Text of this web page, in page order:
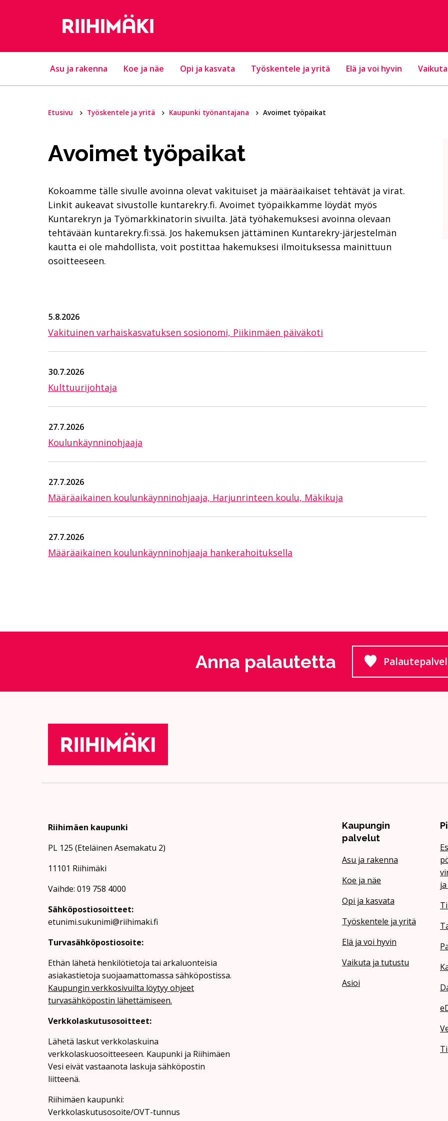
Asu ja rakenna Koe ja näe Opi ja kasvata Työskentele ja yritä Elä ja voi hyvin
Etusivu Työskentele ja yritä Kaupunki työnantajana Avoimet työpaikat
Avoimet työpaikat
Kokoamme tälle sivulle avoinna olevat vakituiset ja määräaikaiset tehtävät ja virat.
Linkit aukeavat sivustolle kuntarekry.fi. Avoimet työpaikkamme löydät myös
Kuntarekryn ja Työmarkkinatorin sivuilta. Jätä työhakemuksesi avoinna olevaan
tehtävään kuntarekry.fi:ssä. Jos hakemuksen jättäminen Kuntarekry-järjestelmän
kautta ei ole mahdollista, voit postittaa hakemuksesi ilmoituksessa mainittuun
osoitteeseen.
5.8.2026
Vakituinen varhaiskasvatuksen sosionomi, Piikinmäen päiväkoti
30.7.2026
Kulttuurijohtaja
27.7.2026
Koulunkäynninohjaaja
27.7.2026
Määräaikainen koulunkäynninohjaaja, Harjunrinteen koulu, Mäkikuja
27.7.2026
Määräaikainen koulunkäynninohjaaja hankerahoituksella
Anna palautetta Siirtyy
Riihimäen kaupunki
PL 125 (Eteläinen Asemakatu 2)
11101 Riihimäki
Vaihde: 019 758 4000
Sähköpostiosoitteet:
etunimi.sukunimi@riihimaki.fi
Turvasähköpostiosoite:
Ethän lähetä henkilötietoja tai arkaluonteisia
asiakastietoja suojaamattomassa sähköpostissa.
Kaupungin verkkosivuilta löytyy ohjeet
turvasähköpostin lähettämiseen.
Verkkolaskutusosoitteet:
Lähetä laskut verkkolaskuina
verkkolaskuosoitteeseen. Kaupunki ja Riihimäen
Vesi eivät vastaanota laskuja sähköpostin
liitteenä.
Riihimäen kaupunki:
Verkkolaskutusosoite/OVT-tunnus
Kaupungin
palvelut
Asu ja rakenna
Koe ja näe
Opi ja kasvata
Työskentele ja yritä
Elä ja voi hyvin
Vaikuta ja tutustu
Asioi